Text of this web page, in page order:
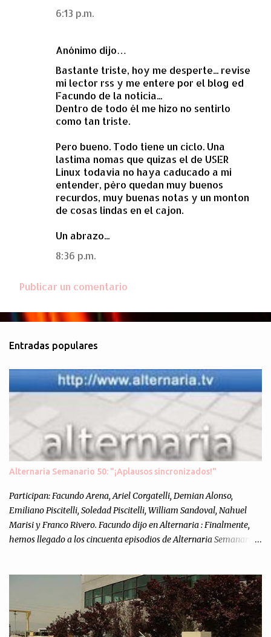
6:13 p.m.
Anónimo dijo…
Bastante triste, hoy me desperte... revise
mi lector rss y me entere por el blog ed
Facundo de la noticia...
Dentro de todo él me hizo no sentirlo
como tan triste.
Pero bueno. Todo tiene un ciclo. Una
lastima nomas que quizas el de USER
Linux todavia no haya caducado a mi
entender, pèro quedan muy buenos
recurdos, muy buenas notas y un monton
de cosas lindas en el cajon.
Un abrazo...
8:36 p.m.
Publicar un comentario
Entradas populares
Alternaria Semanario 50: "¡Aplausos sincronizados!"
Participan: Facundo Arena, Ariel Corgatelli, Demian Alonso,
Emiliano Piscitelli, Soledad Piscitelli, William Sandoval, Nahuel
Marisi y Franco Rivero. Facundo dijo en Alternaria : Finalmente,
hemos llegado a los cincuenta episodios de Alternaria Semanario.
nuestra propia óptica: un punto de vista independiente e
informal.Para festejarlo, se nos ocurrió que estemos todos juntos; y
cuando digo "todos" me refiero a toda la gente que alguna vez
participó en el semanario como panelista, y a ustedes. Por eso se